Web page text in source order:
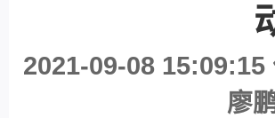
2021-09-08 15:09:15
廖